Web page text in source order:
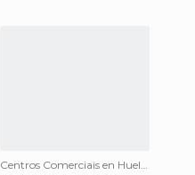
Centros Comerciais en Huelva